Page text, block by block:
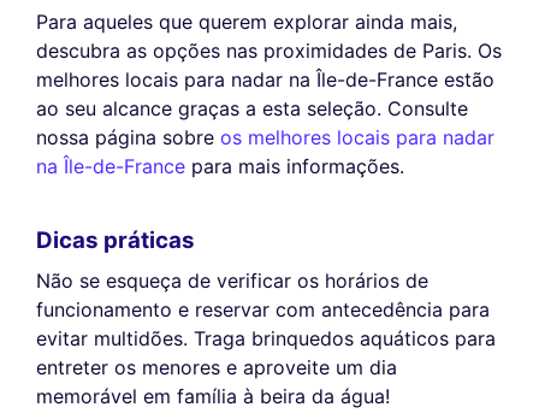
Para aqueles que querem explorar ainda mais,
descubra as opções nas proximidades de Paris. Os
melhores locais para nadar na Île-de-France estão
ao seu alcance graças a esta seleção. Consulte
nossa página sobre os melhores locais para nadar
na Île-de-France para mais informações.
Dicas práticas
Não se esqueça de verificar os horários de
funcionamento e reservar com antecedência para
evitar multidões. Traga brinquedos aquáticos para
entreter os menores e aproveite um dia
memorável em família à beira da água!